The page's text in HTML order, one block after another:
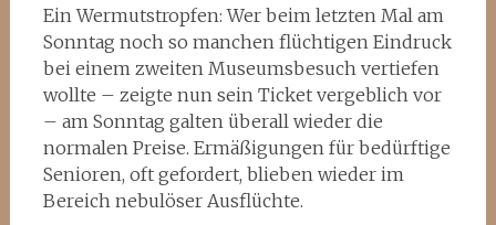
Ein Wermutstropfen: Wer beim letzten Mal am
Sonntag noch so manchen flüchtigen Eindruck
bei einem zweiten Museumsbesuch vertiefen
wollte – zeigte nun sein Ticket vergeblich vor
– am Sonntag galten überall wieder die
normalen Preise. Ermäßigungen für bedürftige
Senioren, oft gefordert, blieben wieder im
Bereich nebulöser Ausflüchte.